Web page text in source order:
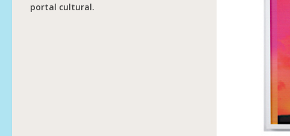
portal cultural.